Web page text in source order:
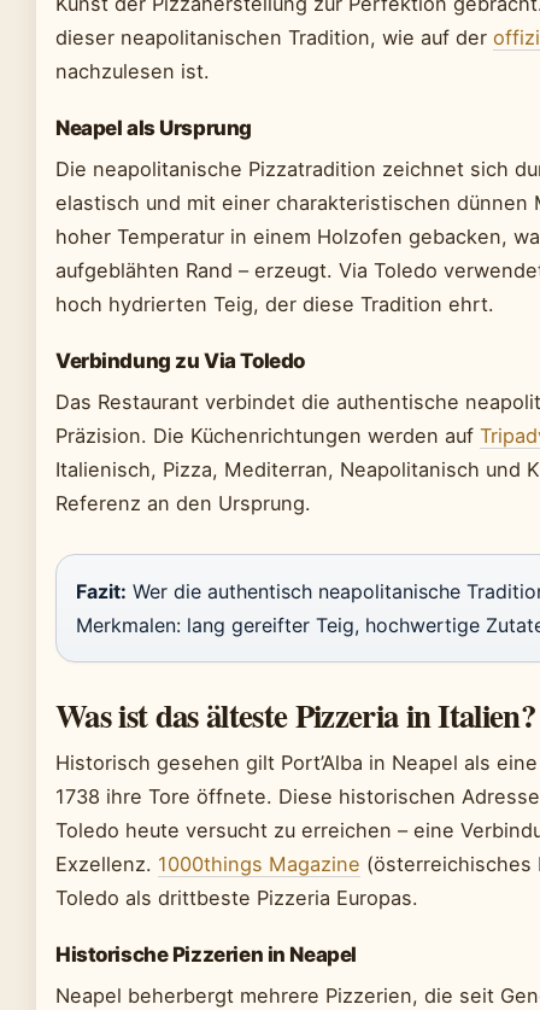
dieser neapolitanischen Tradition, wie auf der
nachzulesen ist.
Neapel als Ursprung
Die neapolitanische Pizzatradition zeichnet sich
elastisch und mit einer charakteristischen
hoher Temperatur in einem Holzofen gebacken,
aufgeblähten Rand – erzeugt. Via Toledo
hoch hydrierten Teig, der diese Tradition ehrt.
Verbindung zu Via Toledo
Das Restaurant verbindet die authentische
Präzision. Die Küchenrichtungen werden auf
Italienisch, Pizza, Mediterran, Neapolitanisch und
Referenz an den Ursprung.
Fazit: Wer die authentisch neapolitanische
Merkmalen: lang gereifter Teig, hochwertige
Was ist das älteste Pizzeria in Italien?
Historisch gesehen gilt Port’Alba in Neapel als
1738 ihre Tore öffnete. Diese historischen
Toledo heute versucht zu erreichen – eine
Exzellenz. 1000things Magazine (österreichisches
Toledo als drittbeste Pizzeria Europas.
Historische Pizzerien in Neapel
Neapel beherbergt mehrere Pizzerien, die seit